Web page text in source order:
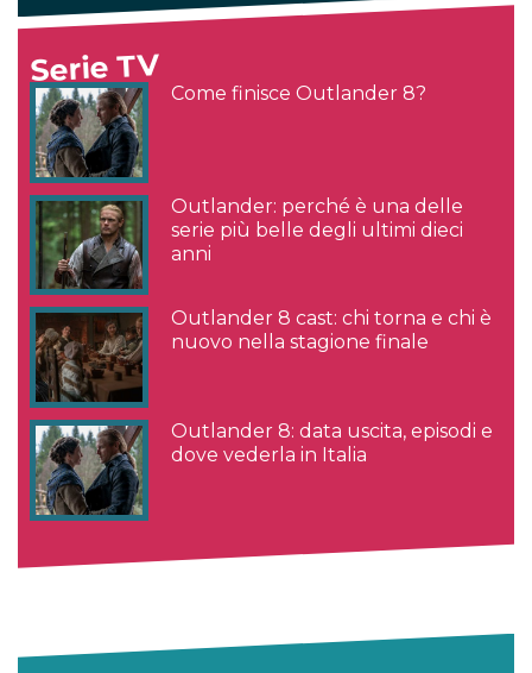
Serie TV
Come finisce Outlander 8?
Outlander: perché è una delle
serie più belle degli ultimi dieci
anni
Outlander 8 cast: chi torna e chi è
nuovo nella stagione finale
Outlander 8: data uscita, episodi e
dove vederla in Italia